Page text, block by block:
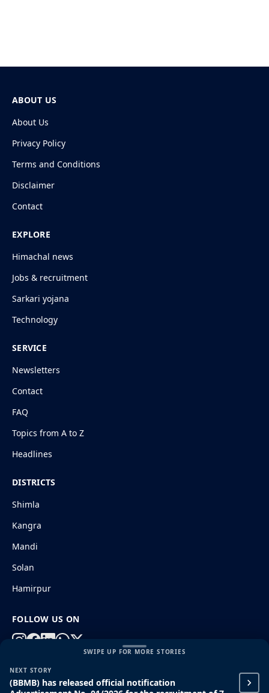
SWIPE UP FOR MORE STORIES
NEXT STORY
(BBMB) has released official notification
ABOUT US
About Us
Privacy Policy
Terms and Conditions
Disclaimer
Contact
EXPLORE
Himachal news
Jobs & recruitment
Sarkari yojana
Technology
SERVICE
Newsletters
Contact
FAQ
Topics from A to Z
Headlines
DISTRICTS
Shimla
Kangra
Mandi
Solan
Hamirpur
FOLLOW US ON
© 2026 HimachalGovt.com
| Terms and Conditions | Disclaimer